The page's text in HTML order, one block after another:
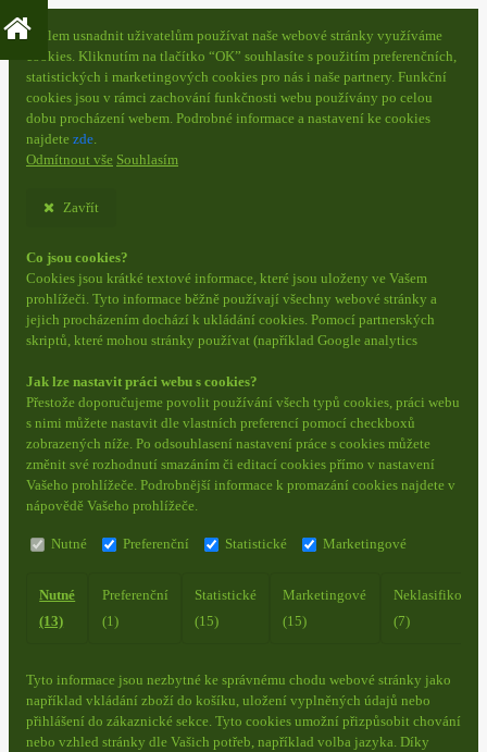
S cílem usnadnit uživatelům používat naše webové stránky využíváme
cookies. Kliknutím na tlačítko “OK” souhlasíte s použitím preferenčních,
statistických i marketingových cookies pro nás i naše partnery. Funkční
cookies jsou v rámci zachování funkčnosti webu používány po celou
dobu procházení webem. Podrobné informace a nastavení ke cookies
najdete zde.
Odmítnout vše Souhlasím
Zavřít
Co jsou cookies?
Cookies jsou krátké textové informace, které jsou uloženy ve Vašem
prohlížeči. Tyto informace běžně používají všechny webové stránky a
jejich procházením dochází k ukládání cookies. Pomocí partnerských
skriptů, které mohou stránky používat (například Google analytics
Jak lze nastavit práci webu s cookies?
Přestože doporučujeme povolit používání všech typů cookies, práci webu
s nimi můžete nastavit dle vlastních preferencí pomocí checkboxů
zobrazených níže. Po odsouhlasení nastavení práce s cookies můžete
změnit své rozhodnutí smazáním či editací cookies přímo v nastavení
Vašeho prohlížeče. Podrobnější informace k promazání cookies najdete v
nápovědě Vašeho prohlížeče.
Nutné Preferenční Statistické Marketingové
Nutné
(13)
Preferenční
(1)
Statistické
(15)
Marketingové
(15)
(7)
Tyto informace jsou nezbytné ke správnému chodu webové stránky jako
například vkládání zboží do košíku, uložení vyplněných údajů nebo
přihlášení do zákaznické sekce. Tyto cookies umožní přizpůsobit chování
nebo vzhled stránky dle Vašich potřeb, například volba jazyka. Díky